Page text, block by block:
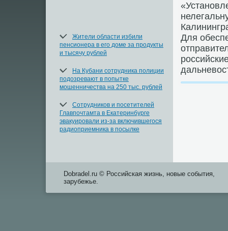
Жители области избили
пенсионера в его доме за продукты
и тысячу рублей
На Кубани сотрудника полиции
подозревают в попытке
мошенничества на 250 тыс. рублей
Сотрудников и посетителей
Главпочтамта в Екатеринбурге
эвакуировали из-за включившегося
радиоприемника в посылке
Для
Dobradel.ru © Российская жизнь, новые события,
зарубежье.